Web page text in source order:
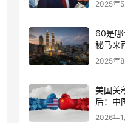
2025年5
60是哪
秘马来
机遇与
2025年8
美国关
后：中
与机遇
2026年1